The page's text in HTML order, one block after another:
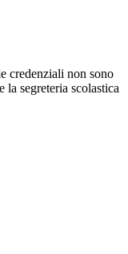
credenziali non sono
la segreteria scolastica